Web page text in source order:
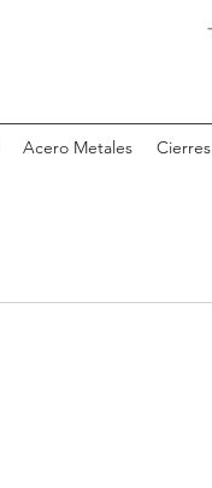
Acero Metales Cierres